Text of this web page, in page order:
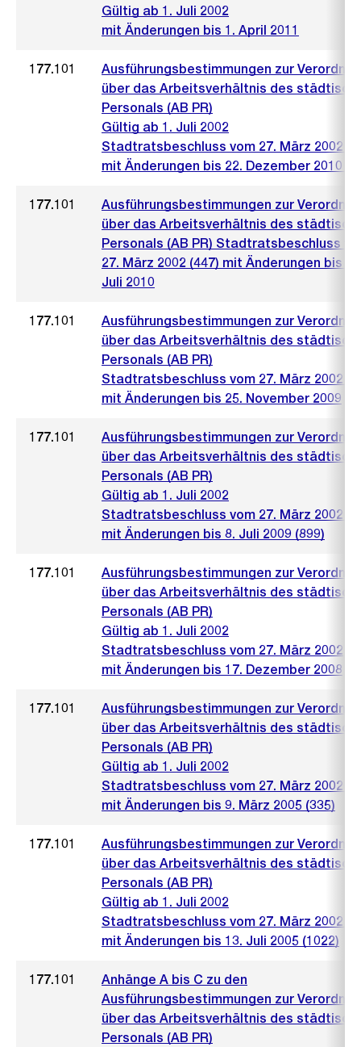
Gültig ab 1. Juli 2002
mit Änderungen bis 1. April 2011
177.101
Ausführungsbestimmungen zur
über das Arbeitsverhältnis des
Personals (AB PR)
Gültig ab 1. Juli 2002
Stadtratsbeschluss vom 27. März 2002
mit Änderungen bis 22. Dezember 2010
177.101
Ausführungsbestimmungen zur
über das Arbeitsverhältnis des
Personals (AB PR) Stadtratsbeschluss
27. März 2002 (447) mit Änderungen bis
Juli 2010
177.101
Ausführungsbestimmungen zur
über das Arbeitsverhältnis des
Personals (AB PR)
Stadtratsbeschluss vom 27. März 2002
mit Änderungen bis 25. November 2009
177.101
Ausführungsbestimmungen zur
über das Arbeitsverhältnis des
Personals (AB PR)
Gültig ab 1. Juli 2002
Stadtratsbeschluss vom 27. März 2002
mit Änderungen bis 8. Juli 2009 (899)
177.101
Ausführungsbestimmungen zur
über das Arbeitsverhältnis des
Personals (AB PR)
Gültig ab 1. Juli 2002
Stadtratsbeschluss vom 27. März 2002
mit Änderungen bis 17. Dezember 2008
177.101
Ausführungsbestimmungen zur
über das Arbeitsverhältnis des
Personals (AB PR)
Gültig ab 1. Juli 2002
Stadtratsbeschluss vom 27. März 2002
mit Änderungen bis 9. März 2005 (335)
177.101
Ausführungsbestimmungen zur
über das Arbeitsverhältnis des
Personals (AB PR)
Gültig ab 1. Juli 2002
Stadtratsbeschluss vom 27. März 2002
mit Änderungen bis 13. Juli 2005 (1022)
177.101
Anhänge A bis C zu den
Ausführungsbestimmungen zur
über das Arbeitsverhältnis des
Personals (AB PR)